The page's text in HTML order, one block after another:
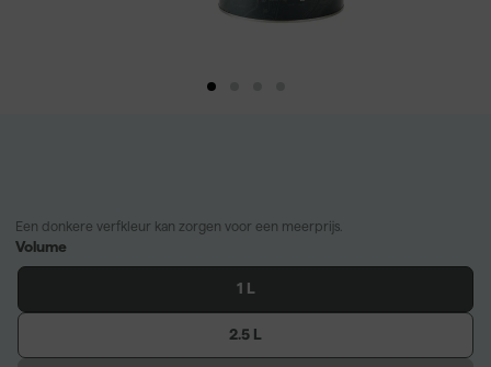
Een donkere verfkleur kan zorgen voor een meerprijs.
Volume
1 L
2.5 L